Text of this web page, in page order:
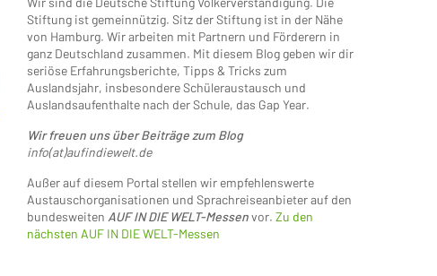
Stiftung ist gemeinnützig. Sitz der Stiftung ist in der Nähe
von Hamburg. Wir arbeiten mit Partnern und Förderern in
ganz Deutschland zusammen. Mit diesem Blog geben wir dir
seriöse Erfahrungsberichte, Tipps & Tricks zum
Auslandsjahr, insbesondere Schüleraustausch und
Auslandsaufenthalte nach der Schule, das Gap Year.
Wir freuen uns über Beiträge zum Blog
info(at)aufindiewelt.de
Außer auf diesem Portal stellen wir empfehlenswerte
Austauschorganisationen und Sprachreiseanbieter auf den
bundesweiten AUF IN DIE WELT-Messenvor. Zu den
nächsten AUF IN DIE WELT-Messen